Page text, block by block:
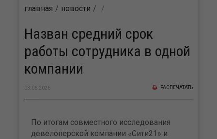
главная новости
Назван средний срок
работы сотрудника в одной
компании
03.06.2026 РАСПЕЧАТАТЬ
По итогам совместного исследования
девелоперской компании «Сити21» и